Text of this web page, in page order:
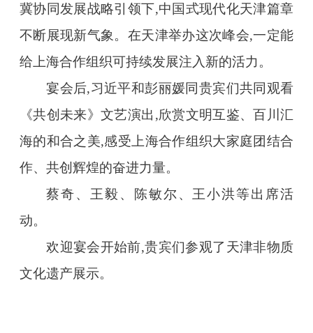
冀协同发展战略引领下,中国式现代化天津篇章
不断展现新气象。在天津举办这次峰会,一定能
给上海合作组织可持续发展注入新的活力。
宴会后,习近平和彭丽媛同贵宾们共同观看
《共创未来》文艺演出,欣赏文明互鉴、百川汇
海的和合之美,感受上海合作组织大家庭团结合
作、共创辉煌的奋进力量。
蔡奇、王毅、陈敏尔、王小洪等出席活
动。
欢迎宴会开始前,贵宾们参观了天津非物质
文化遗产展示。